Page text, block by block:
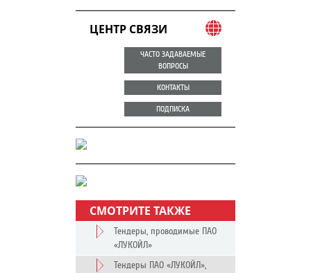
ЦЕНТР СВЯЗИ
ЧАСТО ЗАДАВАЕМЫЕ
ВОПРОСЫ
КОНТАКТЫ
ПОДПИСКА
СМОТРИТЕ ТАКЖЕ
Тендеры, проводимые ПАО
«ЛУКОЙЛ»
Тендеры ПАО «ЛУКОЙЛ»,